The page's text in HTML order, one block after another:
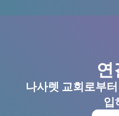
연
나사렛 교회로부
입